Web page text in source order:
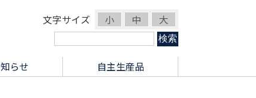
文字サイズ 小 中 大
らせ 自主生産品